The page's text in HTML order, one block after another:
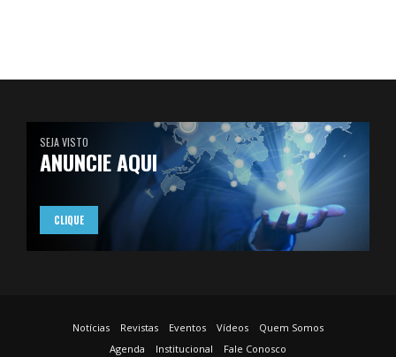
SEJA VISTO
ANUNCIE AQUI
CLIQUE
Notícias Revistas Eventos Vídeos
Quem Somos
Agenda
Institucional Fale Conosco